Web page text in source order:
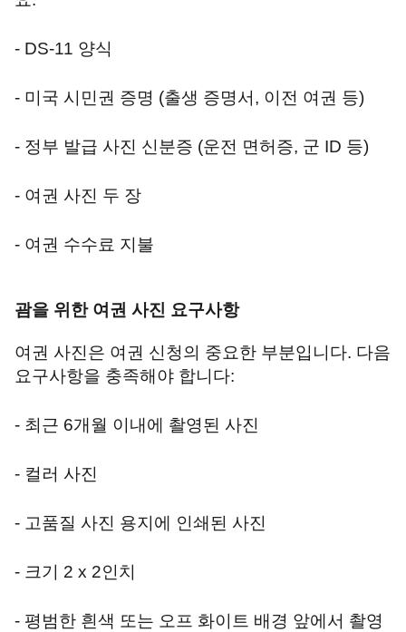
- DS-11 양식
- 미국 시민권 증명 (출생 증명서, 이전 여권 등)
- 정부 발급 사진 신분증 (운전 면허증, 군 ID 등)
- 여권 사진 두 장
- 여권 수수료 지불
괌을 위한 여권 사진 요구사항
여권 사진은 여권 신청의 중요한 부분입니다. 다음
요구사항을 충족해야 합니다:
- 최근 6개월 이내에 촬영된 사진
- 컬러 사진
- 고품질 사진 용지에 인쇄된 사진
- 크기 2 x 2인치
- 평범한 흰색 또는 오프 화이트 배경 앞에서 촬영